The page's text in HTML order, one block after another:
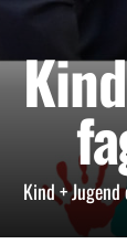
Kind +